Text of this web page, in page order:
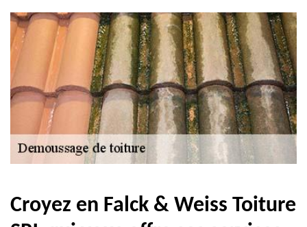
Croyez en Falck & Weiss Toiture